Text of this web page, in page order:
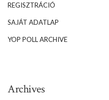
REGISZTRÁCIÓ
SAJÁT ADATLAP
YOP POLL ARCHIVE
Archives